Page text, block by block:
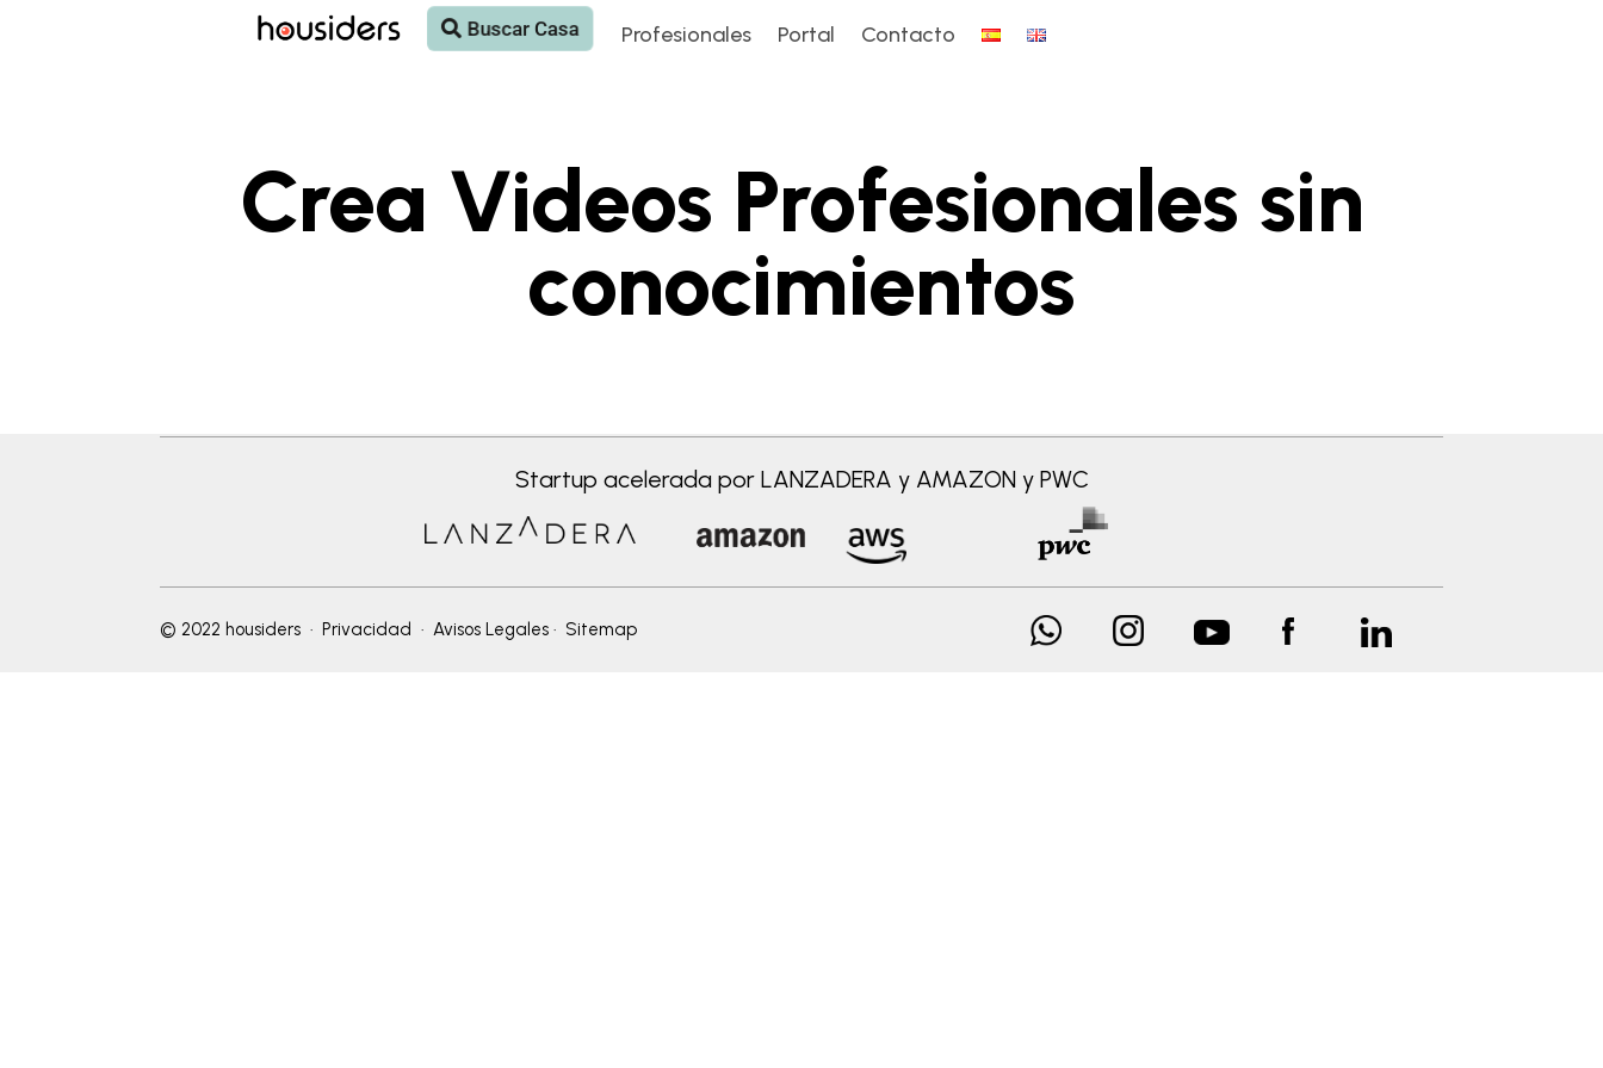
Buscar Casa Profesionales Portal Contacto
Buscar Casa Profesionales Portal Contacto
Crea Videos Profesionales sin
conocimientos
Startup acelerada por LANZADERA y AMAZON y PWC
© 2022 housiders ·Privacidad ·Avisos Legales · Sitemap